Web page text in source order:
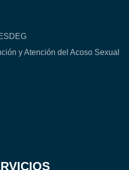
y Atención del Acoso Sexual